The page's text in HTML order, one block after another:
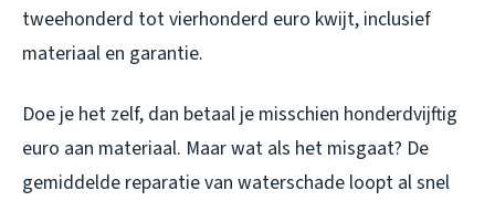
tweehonderd tot vierhonderd euro kwijt, inclusief
materiaal en garantie.
Doe je het zelf, dan betaal je misschien honderdvijftig
euro aan materiaal. Maar wat als het misgaat? De
gemiddelde reparatie van waterschade loopt al snel